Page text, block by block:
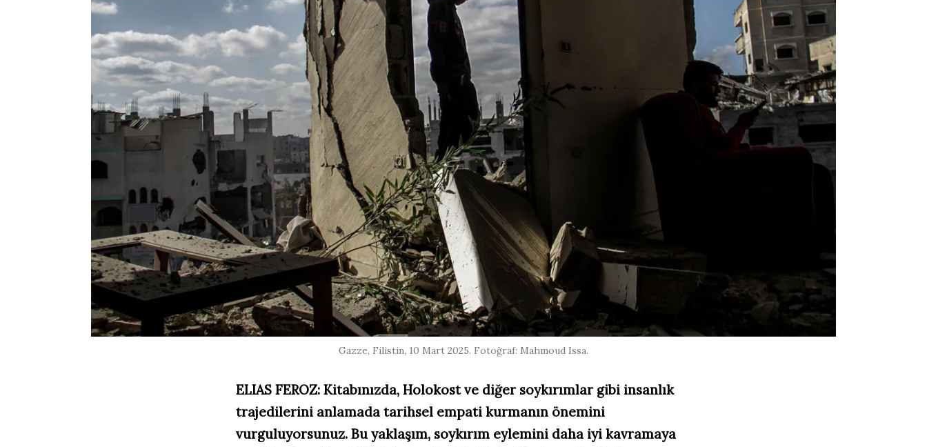
Gazze, Filistin, 10 Mart 2025. Fotoğraf: Mahmoud Issa.
ELIAS FEROZ: Kitabınızda, Holokost ve diğer soykırımlar gibi insanlık
trajedilerini anlamada tarihsel empati kurmanın önemini
vurguluyorsunuz. Bu yaklaşım, soykırım eylemini daha iyi kavramaya